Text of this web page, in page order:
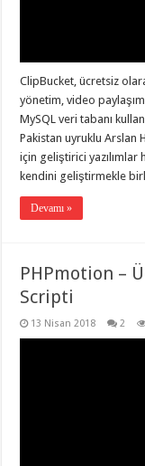
ClipBucket, ücretsiz
yönetim, video
MySQL veri tabanı
Pakistan uyruklu Arslan
için geliştirici yazılımlar
kendini geliştirmekle
Devamı »
PHPmotion –
Scripti
13 Nisan 2018 2